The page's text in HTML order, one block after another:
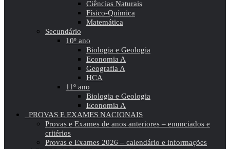
Ciências Naturais
Físico-Química
Matemática
Secundário
10º ano
Biologia e Geologia
Economia A
Geografia A
HCA
11º ano
Biologia e Geologia
Economia A
PROVAS E EXAMES NACIONAIS
Provas e Exames de anos anteriores – enunciados e
critérios
Provas e Exames 2026 – calendário e informações